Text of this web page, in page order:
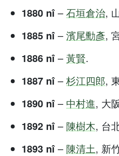
1880 nî – 石垣倉治,
1885 nî – 濱尾勳彥,
1886 nî – 黃賢.
1887 nî – 杉江四郎,
1890 nî – 中村進, 大
1892 nî – 陳樹木, 台
1893 nî – 陳清土, 新